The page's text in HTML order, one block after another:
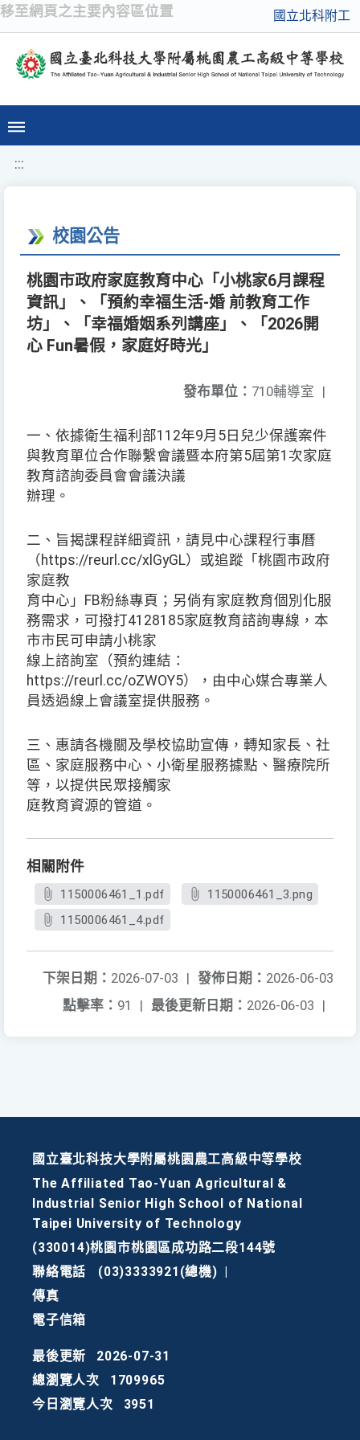
移至網頁之主要內容區位置 國立北科附工
:::
校園公告
桃園市政府家庭教育中心「小桃家6月課程
資訊」、「預約幸福生活-婚 前教育工作
坊」、「幸福婚姻系列講座」、「2026開
心 Fun暑假，家庭好時光」
發布單位： 710輔導室 |
一、依據衛生福利部112年9月5日兒少保護案件
與教育單位合作聯繫會議暨本府第5屆第1次家庭
教育諮詢委員會會議決議
辦理。
二、旨揭課程詳細資訊，請見中心課程行事曆
（https://reurl.cc/xlGyGL）或追蹤「桃園市政府
家庭教
育中心」FB粉絲專頁；另倘有家庭教育個別化服
務需求，可撥打4128185家庭教育諮詢專線，本
市市民可申請小桃家
線上諮詢室（預約連結：
https://reurl.cc/oZWOY5），由中心媒合專業人
員透過線上會議室提供服務。
三、惠請各機關及學校協助宣傳，轉知家長、社
區、家庭服務中心、小衛星服務據點、醫療院所
等，以提供民眾接觸家
庭教育資源的管道。
相關附件
1150006461_1.pdf
1150006461_3.png
1150006461_4.pdf
發佈日期： 2026-06-03
下架日期： 2026-07-03 |
最後更新日期： 2026-06-03 |
點擊率： 91 |
國立臺北科技大學附屬桃園農工高級中等學校
The Affiliated Tao-Yuan Agricultural &
Industrial Senior High School of National
Taipei University of Technology
(330014)桃園市桃園區成功路二段144號
聯絡電話
(03)3333921(總機)
傳真
電子信箱
最後更新
2026-07-31
總瀏覽人次
1709965
今日瀏覽人次
3951